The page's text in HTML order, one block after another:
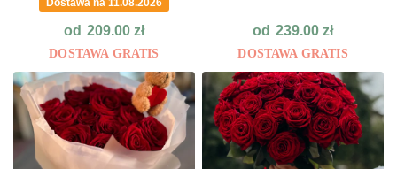
Dostawa na 11.08.2026
od 209.00 zł
DOSTAWA GRATIS
od 239.00zł
DOSTAWA GRATIS